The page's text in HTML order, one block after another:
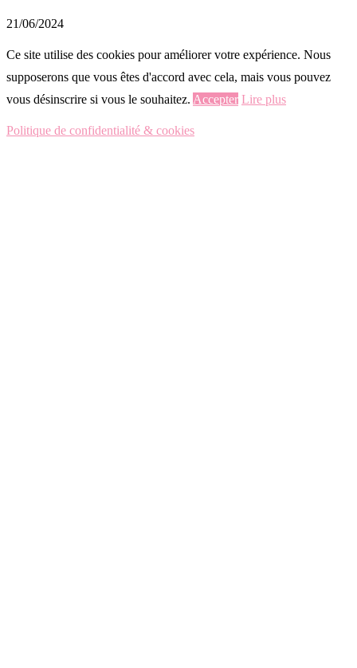
21/06/2024
Ce site utilise des cookies pour améliorer votre expérience. Nous
supposerons que vous êtes d'accord avec cela, mais vous pouvez
vous désinscrire si vous le souhaitez. Accepter Lire plus
Politique de confidentialité & cookies